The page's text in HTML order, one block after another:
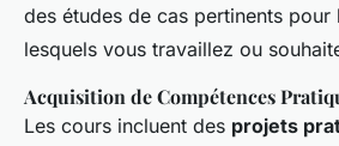
des études de cas pertinents pour
lesquels vous travaillez ou
Acquisition de Compétences
Les cours incluent des projets